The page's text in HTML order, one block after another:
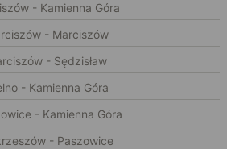
- Kamienna Góra
- Marciszów
- Sędzisław
- Kamienna Góra
- Kamienna Góra
- Paszowice